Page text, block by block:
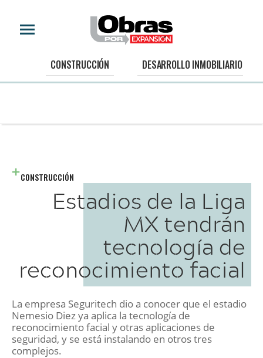
CONSTRUCCIÓN DESARROLLO INMOBILIARIO
CONSTRUCCIÓN
Estadios de la Liga
MX tendrán
tecnología de
reconocimiento facial
La empresa Seguritech dio a conocer que el estadio
Nemesio Diez ya aplica la tecnología de
reconocimiento facial y otras aplicaciones de
seguridad, y se está instalando en otros tres
complejos.